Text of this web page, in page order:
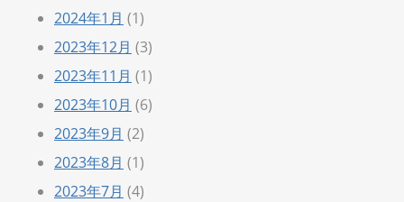
2024年1月 (1)
2023年12月 (3)
2023年11月 (1)
2023年10月 (6)
2023年9月 (2)
2023年8月 (1)
2023年7月 (4)